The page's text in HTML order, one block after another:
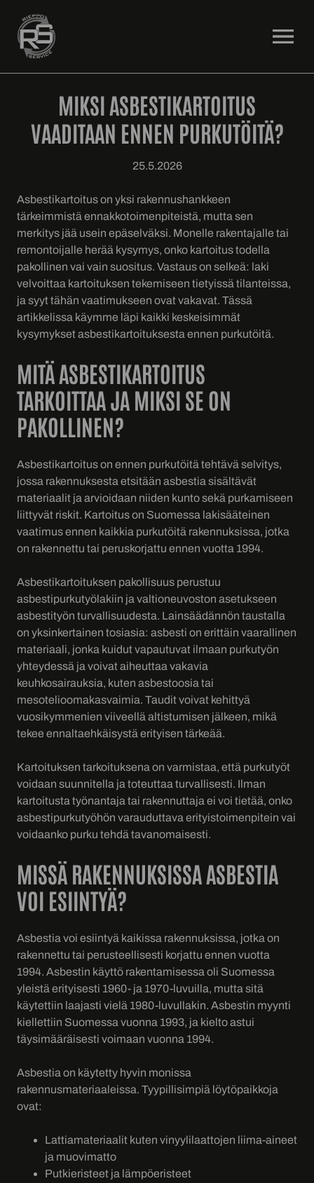
MIKSI ASBESTIKARTOITUS
VAADITAAN ENNEN PURKUTÖITÄ?
25.5.2026
Asbestikartoitus on yksi rakennushankkeen
tärkeimmistä ennakkotoimenpiteistä, mutta sen
merkitys jää usein epäselväksi. Monelle rakentajalle tai
remontoijalle herää kysymys, onko kartoitus todella
pakollinen vai vain suositus. Vastaus on selkeä: laki
velvoittaa kartoituksen tekemiseen tietyissä tilanteissa,
ja syyt tähän vaatimukseen ovat vakavat. Tässä
artikkelissa käymme läpi kaikki keskeisimmät
kysymykset asbestikartoituksesta ennen purkutöitä.
MITÄ ASBESTIKARTOITUS
TARKOITTAA JA MIKSI SE ON
PAKOLLINEN?
Asbestikartoitus on ennen purkutöitä tehtävä selvitys,
jossa rakennuksesta etsitään asbestia sisältävät
materiaalit ja arvioidaan niiden kunto sekä purkamiseen
liittyvät riskit. Kartoitus on Suomessa lakisääteinen
vaatimus ennen kaikkia purkutöitä rakennuksissa, jotka
on rakennettu tai peruskorjattu ennen vuotta 1994.
Asbestikartoituksen pakollisuus perustuu
asbestipurkutyölakiin ja valtioneuvoston asetukseen
asbestityön turvallisuudesta. Lainsäädännön taustalla
on yksinkertainen tosiasia: asbesti on erittäin vaarallinen
materiaali, jonka kuidut vapautuvat ilmaan purkutyön
yhteydessä ja voivat aiheuttaa vakavia
keuhkosairauksia, kuten asbestoosia tai
mesotelioomakasvaimia. Taudit voivat kehittyä
vuosikymmenien viiveellä altistumisen jälkeen, mikä
tekee ennaltaehkäisystä erityisen tärkeää.
Kartoituksen tarkoituksena on varmistaa, että purkutyöt
voidaan suunnitella ja toteuttaa turvallisesti. Ilman
kartoitusta työnantaja tai rakennuttaja ei voi tietää, onko
asbestipurkutyöhön varauduttava erityistoimenpitein vai
voidaanko purku tehdä tavanomaisesti.
MISSÄ RAKENNUKSISSA ASBESTIA
VOI ESIINTYÄ?
Asbestia voi esiintyä kaikissa rakennuksissa, jotka on
rakennettu tai perusteellisesti korjattu ennen vuotta
1994. Asbestin käyttö rakentamisessa oli Suomessa
yleistä erityisesti 1960- ja 1970-luvuilla, mutta sitä
käytettiin laajasti vielä 1980-luvullakin. Asbestin myynti
kiellettiin Suomessa vuonna 1993, ja kielto astui
täysimääräisesti voimaan vuonna 1994.
Asbestia on käytetty hyvin monissa
rakennusmateriaaleissa. Tyypillisimpiä löytöpaikkoja
ovat:
Lattiamateriaalit kuten vinyylilaattojen liima-aineet
ja muovimatto
Putkieristeet ja lämpöeristeet